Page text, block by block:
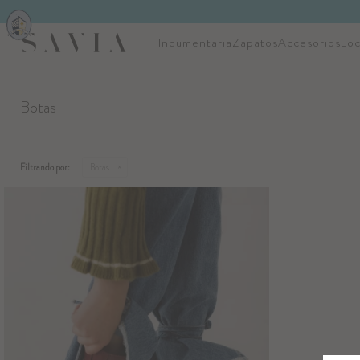
IndumentariaZapatosAccesorios
Botas
Filtrando por: